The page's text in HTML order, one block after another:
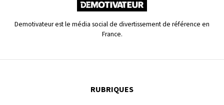
Demotivateur est le média social de divertissement de référence en
France.
RUBRIQUES